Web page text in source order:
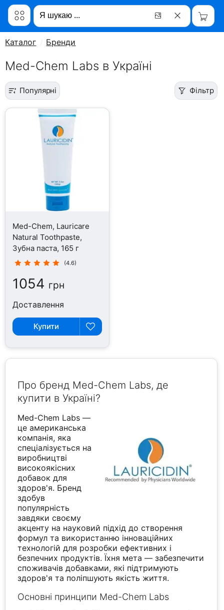
Каталог Бренди
Med-Chem Labs в Україні
Популярні Фільтр
Med-Chem, Lauricare
Natural Toothpaste,
Зубна паста, 165 г
(4.6)
1054 грн
Доставлення
Купити
Про бренд Med-Chem Labs, де
купити в Україні?
Med-Chem Labs —
це американська
компанія, яка
спеціалізується на
виробництві
високоякісних
добавок для
здоров'я. Бренд
здобув
популярність
завдяки своєму
акценту на науковий підхід до створення
формул та використанню інноваційних
технологій для розробки ефективних і
безпечних продуктів. Їхня мета — забезпечити
споживачів добавками, які підтримують
здоров'я та поліпшують якість життя.
Основні принципи Med-Chem Labs